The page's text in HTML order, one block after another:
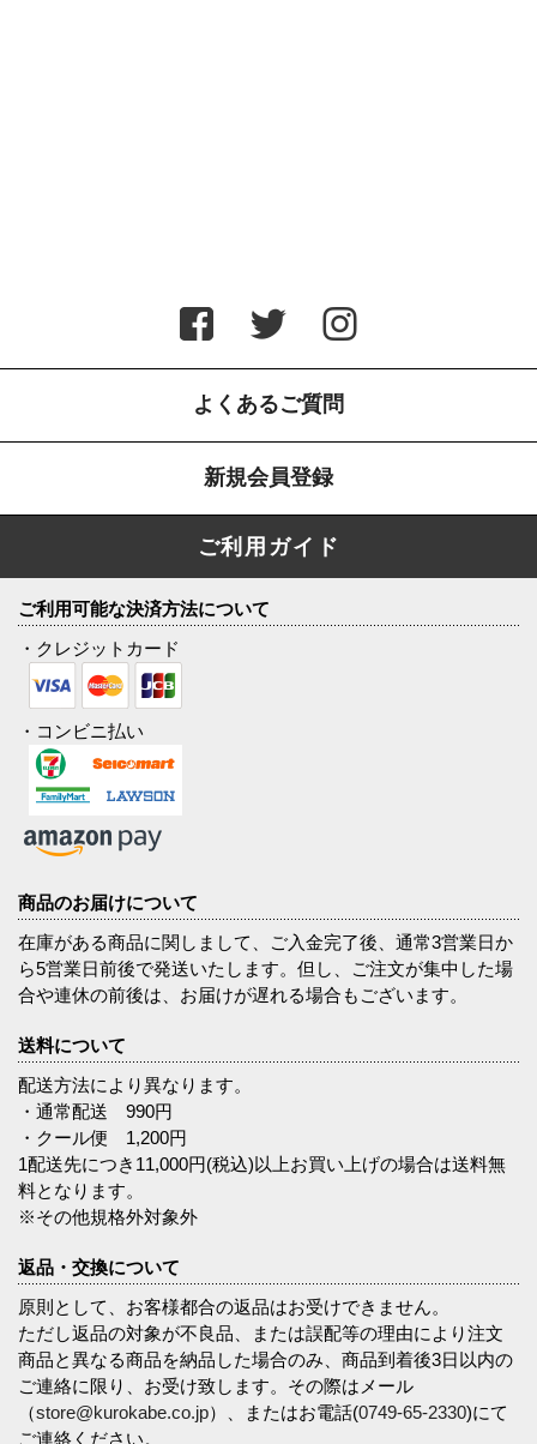
よくあるご質問
新規会員登録
ご利用ガイド
ご利用可能な決済方法について
・クレジットカード
・コンビニ払い
商品のお届けについて
在庫がある商品に関しまして、ご入金完了後、通常3営業日か
ら5営業日前後で発送いたします。但し、ご注文が集中した場
合や連休の前後は、お届けが遅れる場合もございます。
送料について
配送方法により異なります。
・通常配送 990円
・クール便 1,200円
1配送先につき11,000円(税込)以上お買い上げの場合は送料無
料となります。
※その他規格外対象外
返品・交換について
原則として、お客様都合の返品はお受けできません。
ただし返品の対象が不良品、または誤配等の理由により注文
商品と異なる商品を納品した場合のみ、商品到着後3日以内の
ご連絡に限り、お受け致します。その際はメール
（store@kurokabe.co.jp）、またはお電話(0749-65-2330)にて
ご連絡ください。